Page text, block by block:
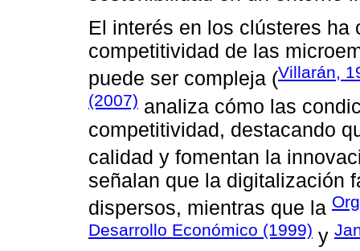
El interés en los clústeres
competitividad de las
puede ser compleja (Villarán,
(2007) analiza cómo las
competitividad, destacando
calidad y fomentan la
señalan que la digitalización
dispersos, mientras que la
Desarrollo Económico (1999) y